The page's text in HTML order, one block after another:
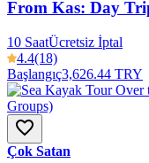
From Kas: Day
10 SaatÜcretsiz İptal
4.4(18)
Başlangıç3,626.44 TRY
Çok Satan